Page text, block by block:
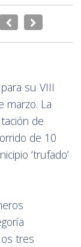
su VIII
marzo. La
de
de 10
‘trufado’
tres